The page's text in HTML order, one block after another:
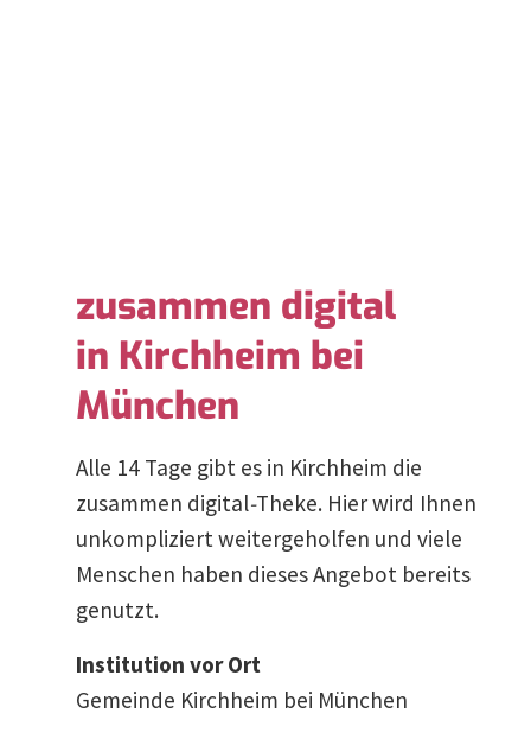
zusammen digital
in Kirchheim bei
München
Alle 14 Tage gibt es in Kirchheim die
zusammen digital-Theke. Hier wird Ihnen
unkom­pli­ziert weiter­ge­holfen und viele
Menschen haben dieses Angebot bereits
genutzt.
Insti­tution vor Ort
Gemeinde Kirchheim bei München